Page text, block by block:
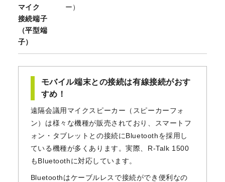
マイク
接続端子
（平型端
子）
ー）
モバイル端末との接続は有線接続がおす
すめ！
遠隔会議用マイクスピーカー（スピーカーフォ
ン）は様々な機種が販売されており、スマートフ
ォン・タブレットとの接続にBluetoothを採用し
ている機種が多くあります。実際、R-Talk 1500
もBluetoothに対応しています。
Bluetoothはケーブルレスで接続ができ便利なの